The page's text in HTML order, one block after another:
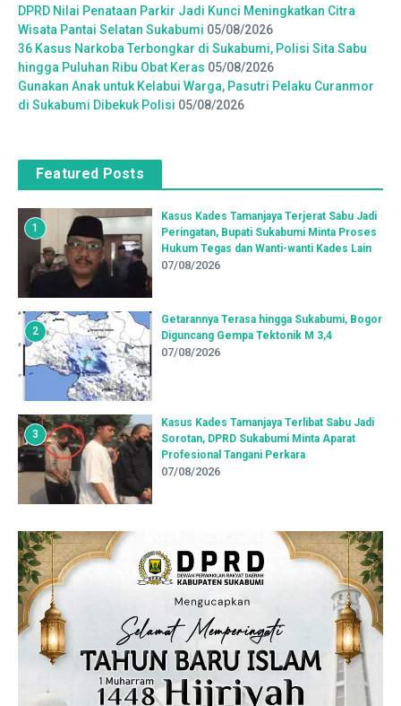
DPRD Nilai Penataan Parkir Jadi Kunci Meningkatkan Citra
Wisata Pantai Selatan Sukabumi 05/08/2026
36 Kasus Narkoba Terbongkar di Sukabumi, Polisi Sita Sabu
hingga Puluhan Ribu Obat Keras 05/08/2026
Gunakan Anak untuk Kelabui Warga, Pasutri Pelaku Curanmor
di Sukabumi Dibekuk Polisi 05/08/2026
Featured Posts
1
Kasus Kades Tamanjaya Terjerat Sabu Jadi
Peringatan, Bupati Sukabumi Minta Proses
Hukum Tegas dan Wanti-wanti Kades Lain
07/08/2026
2
Getarannya Terasa hingga Sukabumi, Bogor
Diguncang Gempa Tektonik M 3,4
07/08/2026
3
Kasus Kades Tamanjaya Terlibat Sabu Jadi
Sorotan, DPRD Sukabumi Minta Aparat
Profesional Tangani Perkara
07/08/2026